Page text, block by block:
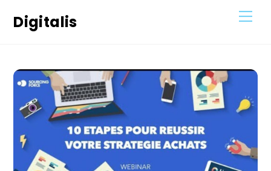
Digitalis